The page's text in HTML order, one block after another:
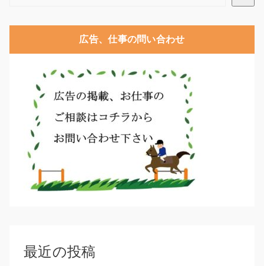
広告、仕事の問い合わせ
最近の投稿